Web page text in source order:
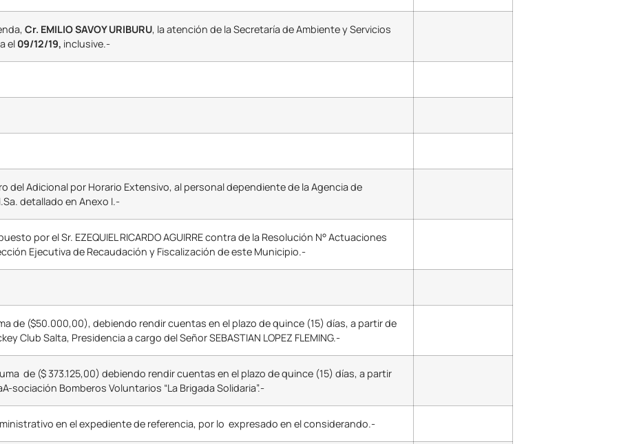
Cr. EMILIO SAVOY URIBURU, la atención de la Secretaría de Ambiente y Servicios
el 09/12/19, inclusive.-
del Adicional por Horario Extensivo, al personal dependiente de la Agencia de
detallado en Anexo I.-
por el Sr. EZEQUIEL RICARDO AGUIRRE contra de la Resolución N° Actuaciones
Ejecutiva de Recaudación y Fiscalización de este Municipio.-
de ($50.000,00), debiendo rendir cuentas en el plazo de quince (15) días, a partir de
Club Salta, Presidencia a cargo del Señor SEBASTIAN LOPEZ FLEMING.-
de ($ 373.125,00) debiendo rendir cuentas en el plazo de quince (15) días, a partir
sociación Bomberos Voluntarios “La Brigada Solidaria”.-
en el expediente de referencia, por lo expresado en el considerando.-